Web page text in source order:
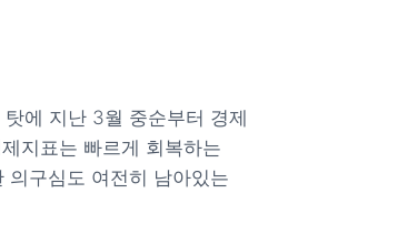
에 지난 3월 중순부터 경제
지표는 빠르게 회복하는
의구심도 여전히 남아있는